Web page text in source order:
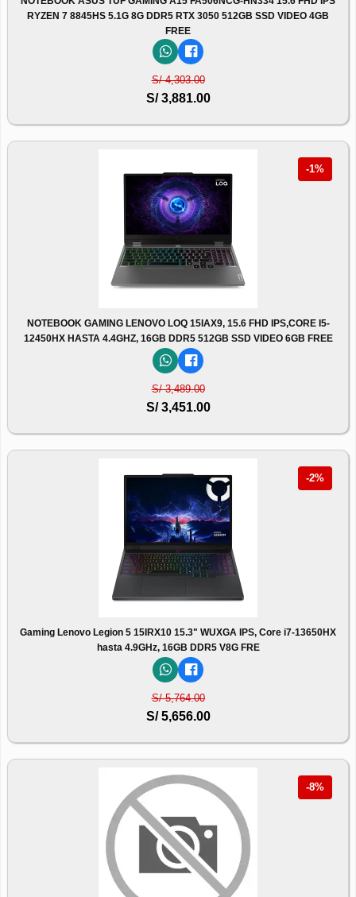
RYZEN 7 8845HS 5.1G 8G DDR5 RTX 3050 512GB SSD VIDEO 4GB
FREE
S/ 4,303.00
S/ 3,881.00
-1%
NOTEBOOK GAMING LENOVO LOQ 15IAX9, 15.6 FHD IPS,CORE I5-
12450HX HASTA 4.4GHZ, 16GB DDR5 512GB SSD VIDEO 6GB FREE
S/ 3,489.00
S/ 3,451.00
-2%
Gaming Lenovo Legion 5 15IRX10 15.3" WUXGA IPS, Core i7-13650HX
hasta 4.9GHz, 16GB DDR5 V8G FRE
S/ 5,764.00
S/ 5,656.00
-8%